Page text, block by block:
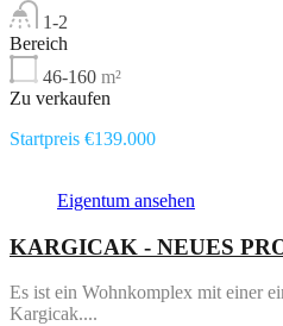
1-2
Bereich
46-160 m²
Zu verkaufen
Startpreis €139.000
Eigentum ansehen
KARGICAK - NEUES
Es ist ein Wohnkomplex mit einer
Kargicak....